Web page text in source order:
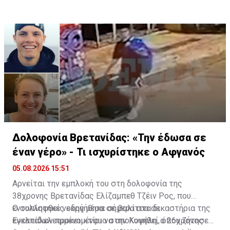
Δολοφονία Βρετανίδας: «Την έδωσα σε
έναν γέρο» - Τι ισχυρίστηκε ο Αφγανός
05.08.2026 15:51
Αρνείται την εμπλοκή του στη δολοφονία της
38χρονης Βρετανίδας Ελίζαμπεθ Τζέιν Ρος, που
εντοπίστηκε νεκρή μέσα σε βαλίτσα σε
εγκαταλελειμμένο κτίριο στην Κυψέλη, ο 26χρονος
Ο συλληφθείς οδηγήθηκε σήμερα στα δικαστήρια της
Ευελπίδων προκειμένου να απολογηθεί, όπου ζήτησε